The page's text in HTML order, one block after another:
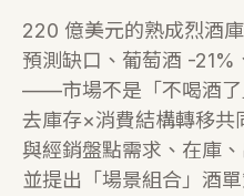
220 億美元的熟成烈酒
預測缺口、葡萄酒 -21%
——市場不是「不喝酒了
去庫存×消費結構轉移共
與經銷盤點需求、在庫
並提出「場景組合」酒單